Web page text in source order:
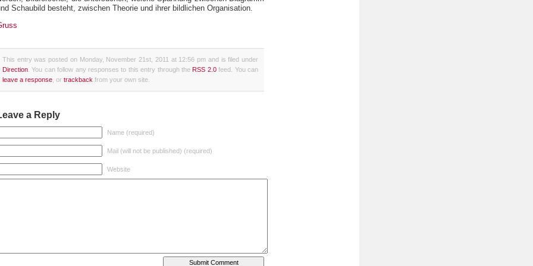
Schaubild besteht, zwischen Theorie und ihrer bildlichen Organisation.
This entry was posted on Monday, November 21st, 2011 at 12:56 pm and is filed under
Direction . You can follow any responses to this entry through theRSS 2.0feed. You can
leave a response , or trackback from your own site.
a Reply
Name (required)
Mail (will not be published) (required)
Website